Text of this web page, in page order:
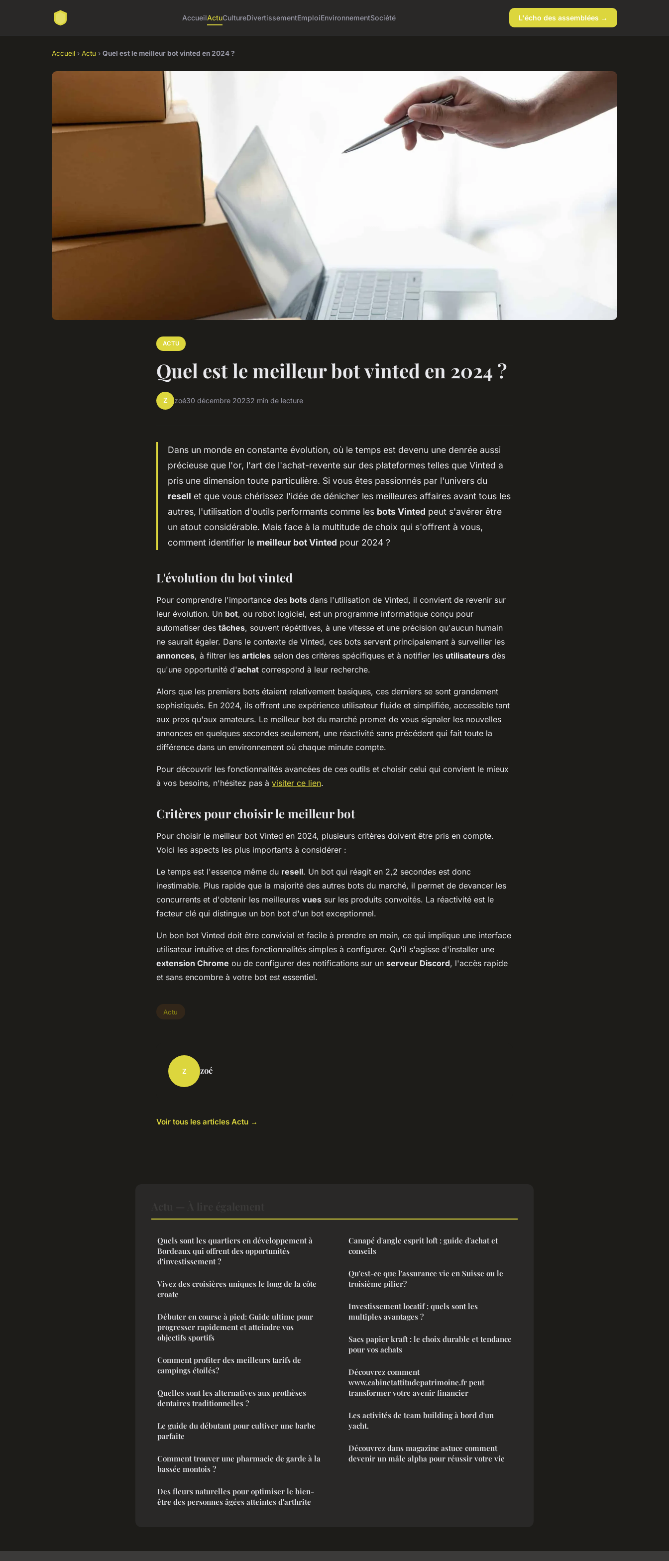
AccueilActuCultureDivertissementEmploiEnvironnementSociété L'écho des assemblées →
Accueil › Actu › Quel est le meilleur bot vinted en 2024 ?
ACTU
Quel est le meilleur bot vinted en 2024 ?
Z zoé30 décembre 20232 min de lecture
Dans un monde en constante évolution, où le temps est devenu une denrée aussi
précieuse que l'or, l'art de l'achat-revente sur des plateformes telles que Vinted a
pris une dimension toute particulière. Si vous êtes passionnés par l'univers du
resell et que vous chérissez l'idée de dénicher les meilleures affaires avant tous les
autres, l'utilisation d'outils performants comme les bots Vinted peut s'avérer être
un atout considérable. Mais face à la multitude de choix qui s'offrent à vous,
comment identifier le meilleur bot Vinted pour 2024 ?
L'évolution du bot vinted
Pour comprendre l'importance des bots dans l'utilisation de Vinted, il convient de revenir sur
leur évolution. Un bot, ou robot logiciel, est un programme informatique conçu pour
automatiser des tâches, souvent répétitives, à une vitesse et une précision qu'aucun humain
ne saurait égaler. Dans le contexte de Vinted, ces bots servent principalement à surveiller les
annonces, à filtrer les articles selon des critères spécifiques et à notifier les utilisateurs dès
qu'une opportunité d'achat correspond à leur recherche.
Alors que les premiers bots étaient relativement basiques, ces derniers se sont grandement
sophistiqués. En 2024, ils offrent une expérience utilisateur fluide et simplifiée, accessible tant
aux pros qu'aux amateurs. Le meilleur bot du marché promet de vous signaler les nouvelles
annonces en quelques secondes seulement, une réactivité sans précédent qui fait toute la
différence dans un environnement où chaque minute compte.
Pour découvrir les fonctionnalités avancées de ces outils et choisir celui qui convient le mieux
à vos besoins, n'hésitez pas à visiter ce lien.
Critères pour choisir le meilleur bot
Pour choisir le meilleur bot Vinted en 2024, plusieurs critères doivent être pris en compte.
Voici les aspects les plus importants à considérer :
Le temps est l'essence même du resell. Un bot qui réagit en 2,2 secondes est donc
inestimable. Plus rapide que la majorité des autres bots du marché, il permet de devancer les
concurrents et d'obtenir les meilleures vues sur les produits convoités. La réactivité est le
facteur clé qui distingue un bon bot d'un bot exceptionnel.
Un bon bot Vinted doit être convivial et facile à prendre en main, ce qui implique une interface
utilisateur intuitive et des fonctionnalités simples à configurer. Qu'il s'agisse d'installer une
extension Chrome ou de configurer des notifications sur un serveur Discord, l'accès rapide
et sans encombre à votre bot est essentiel.
Actu
Z zoé
Voir tous les articles Actu →
Quels sont les quartiers en développement à
Bordeaux qui offrent des opportunités
d'investissement ?
Vivez des croisières uniques le long de la côte
croate
Débuter en course à pied: Guide ultime pour
progresser rapidement et atteindre vos
objectifs sportifs
Comment profiter des meilleurs tarifs de
campings étoilés?
Quelles sont les alternatives aux prothèses
dentaires traditionnelles ?
Le guide du débutant pour cultiver une barbe
parfaite
Comment trouver une pharmacie de garde à la
bassée montois ?
Des fleurs naturelles pour optimiser le bien-
être des personnes âgées atteintes d'arthrite
Canapé d'angle esprit loft : guide d'achat et
conseils
Qu'est-ce que l'assurance vie en Suisse ou le
troisième pilier?
Investissement locatif : quels sont les
multiples avantages ?
Sacs papier kraft : le choix durable et tendance
pour vos achats
Découvrez comment
www.cabinetattitudepatrimoine.fr peut
transformer votre avenir financier
Les activités de team building à bord d'un
yacht.
Découvrez dans magazine astuce comment
devenir un mâle alpha pour réussir votre vie